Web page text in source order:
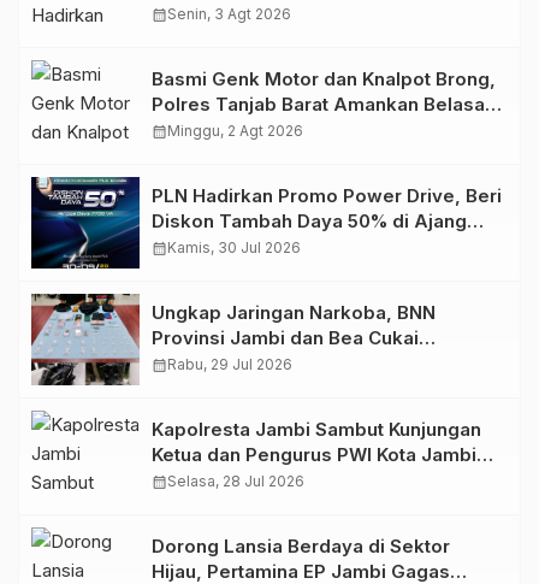
Retro Summer yang Semakin Skena
calendar_monthSenin, 3 Agt 2026
Basmi Genk Motor dan Knalpot Brong,
Polres Tanjab Barat Amankan Belasan
Kendaraan
calendar_monthMinggu, 2 Agt 2026
PLN Hadirkan Promo Power Drive, Beri
Diskon Tambah Daya 50% di Ajang
GIIAS 2026
calendar_monthKamis, 30 Jul 2026
Ungkap Jaringan Narkoba, BNN
Provinsi Jambi dan Bea Cukai
Amankan Sembilan Pelaku beserta
calendar_monthRabu, 29 Jul 2026
Kapolresta Jambi Sambut Kunjungan
Ketua dan Pengurus PWI Kota Jambi
Perkuat Sinergi dan Kolaborasi
calendar_monthSelasa, 28 Jul 2026
Dorong Lansia Berdaya di Sektor
Hijau, Pertamina EP Jambi Gagas